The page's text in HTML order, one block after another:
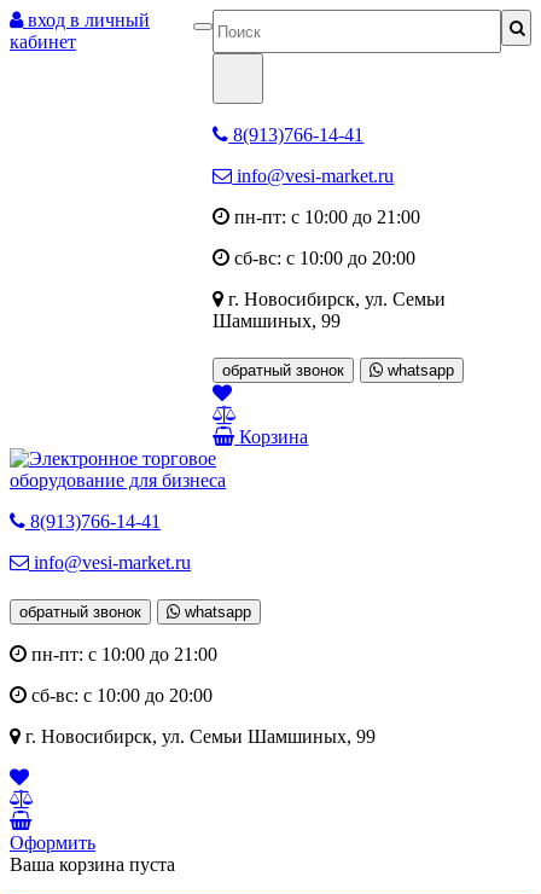
вход в личный
кабинет
8(913)766-14-41
info@vesi-market.ru
пн-пт: с 10:00 до 21:00
сб-вс: с 10:00 до 20:00
г. Новосибирск,ул. Семьи
Шамшиных, 99
обратный звонок whatsapp
Корзина
8(913)766-14-41
info@vesi-market.ru
обратный звонок whatsapp
пн-пт: с 10:00 до 21:00
сб-вс: с 10:00 до 20:00
г. Новосибирск, ул. Семьи Шамшиных, 99
Оформить
Ваша корзина пуста